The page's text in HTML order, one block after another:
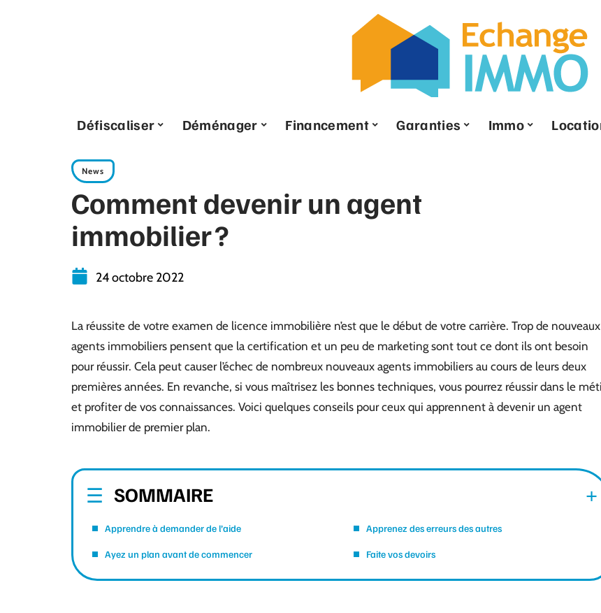
Défiscaliser Déménager Financement Garanties Immo
News
Comment devenir un agent
immobilier ?
24 octobre 2022
La réussite de votre examen de licence immobilière n’est que le début de votre carrière. Trop de nouveaux
agents immobiliers pensent que la certification et un peu de marketing sont tout ce dont ils ont besoin
pour réussir. Cela peut causer l’échec de nombreux nouveaux agents immobiliers au cours de leurs deux
premières années. En revanche, si vous maîtrisez les bonnes techniques, vous pourrez réussir dans le
et profiter de vos connaissances. Voici quelques conseils pour ceux qui apprennent à devenir un agent
immobilier de premier plan.
SOMMAIRE
Apprendre à demander de l’aide
Ayez un plan avant de commencer
Apprenez des erreurs des autres
Faite vos devoirs